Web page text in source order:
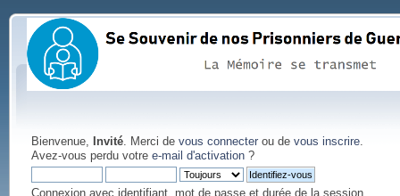
Bienvenue, Invité. Merci de vous connecterou de vous inscrire.
Avez-vous perdu votre e-mail d'activation?
Connexion avec identifiant, mot de passe et durée de la session